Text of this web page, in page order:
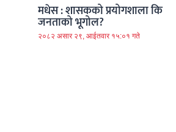
मधेस : शासकको प्रयोगशाला कि
जनताको भूगोल?
२०८२ असार २९, आईतवार १५:०१ गते